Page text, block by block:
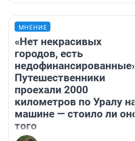
МНЕНИЕ
«Нет некрасивых
городов, есть
недофинансированные».
Путешественники
проехали 2000
километров по Уралу на
машине — стоило ли оно
того